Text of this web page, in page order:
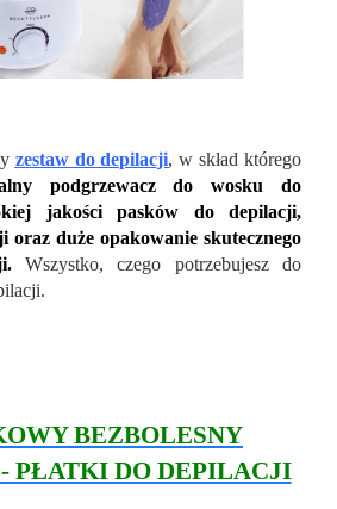
zestaw do depilacji, w skład którego
podgrzewacz do wosku do
jakości pasków do depilacji,
oraz duże opakowanie skutecznego
Wszystko, czego potrzebujesz do
BEZBOLESNY
PŁATKI DO DEPILACJI